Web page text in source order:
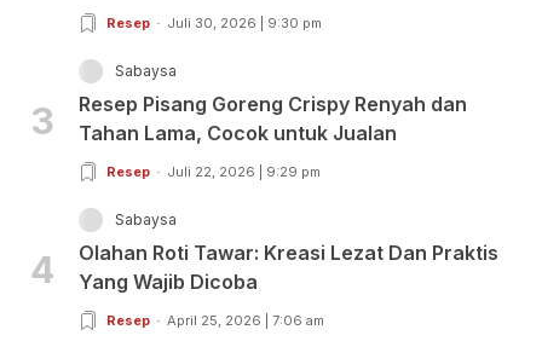
Resep Juli 30, 2026 | 9:30 pm
3
Sabaysa
Resep Pisang Goreng Crispy Renyah dan
Tahan Lama, Cocok untuk Jualan
Resep Juli 22, 2026 | 9:29 pm
4
Sabaysa
Olahan Roti Tawar: Kreasi Lezat Dan Praktis
Yang Wajib Dicoba
Resep April 25, 2026 | 7:06 am